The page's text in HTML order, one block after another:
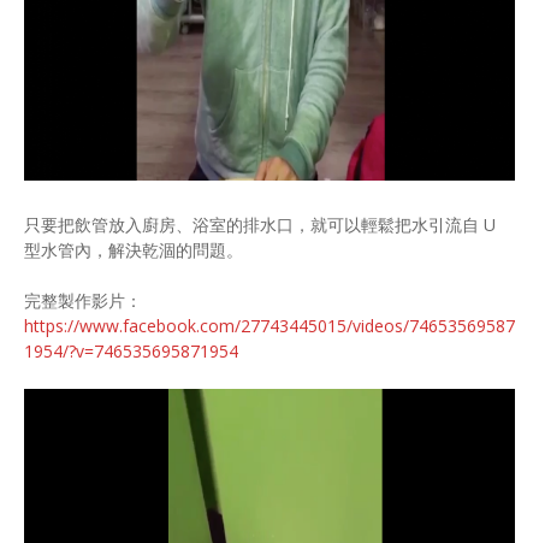
只要把飲管放入廚房、浴室的排水口，就可以輕鬆把水引流自 U
型水管內，解決乾涸的問題。
完整製作影片：
https://www.facebook.com/27743445015/videos/74653569587
1954/?v=746535695871954